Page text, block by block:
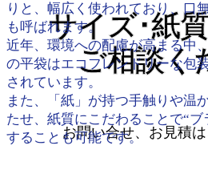
サイズ･紙
ご相談く
お問い合せ、お見積
りと、幅広く使われており、口
も呼ばれます。
近年、環境への配慮が高まる中
の平袋はエコフレンドリーな包
されています。
また、「紙」が持つ手触りや温
たせ、紙質にこだわることで“
することも可能です。